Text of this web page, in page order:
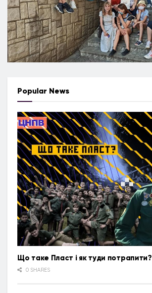
Popular News
Що таке Пласт і як туди потрапити?
0 SHARES